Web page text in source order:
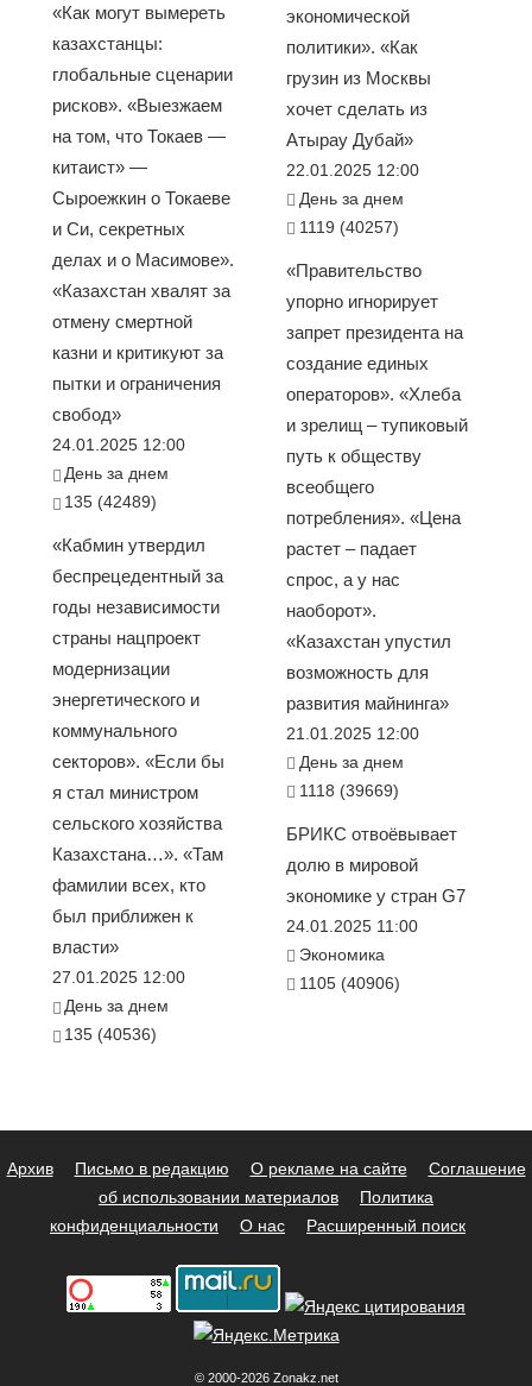
«Как могут вымереть
казахстанцы:
глобальные сценарии
рисков». «Выезжаем
на том, что Токаев —
китаист» —
Сыроежкин о Токаеве
и Си, секретных
делах и о Масимове».
«Казахстан хвалят за
отмену смертной
казни и критикуют за
пытки и ограничения
свобод»
24.01.2025 12:00
День за днем
135 (42489)
«Кабмин утвердил
беспрецедентный за
годы независимости
страны нацпроект
модернизации
энергетического и
коммунального
секторов». «Если бы
я стал министром
сельского хозяйства
Казахстана…». «Там
фамилии всех, кто
был приближен к
власти»
27.01.2025 12:00
День за днем
135 (40536)
экономической
политики». «Как
грузин из Москвы
хочет сделать из
Атырау Дубай»
22.01.2025 12:00
День за днем
1119 (40257)
«Правительство
упорно игнорирует
запрет президента на
создание единых
операторов». «Хлеба
и зрелищ – тупиковый
путь к обществу
всеобщего
потребления». «Цена
растет – падает
спрос, а у нас
наоборот».
«Казахстан упустил
возможность для
развития майнинга»
21.01.2025 12:00
День за днем
1118 (39669)
БРИКС отвоёвывает
долю в мировой
экономике у стран G7
24.01.2025 11:00
Экономика
1105 (40906)
Архив Письмо в редакцию О рекламе на сайте
Соглашение
об использовании материалов
Политика
конфиденциальности
О нас Расширенный поиск
© 2000-2026 Zonakz.net